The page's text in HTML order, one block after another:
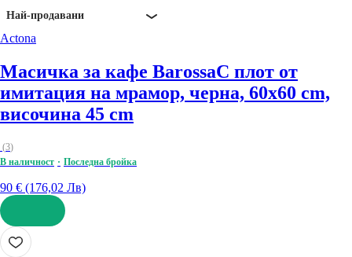
Най-продавани
Actona
Масичка за кафе BarossaС плот от
имитация на мрамор, черна, 60x60 cm,
височина 45 cm
(3)
В наличност
Последна бройка
90 € (176,02 Лв)
ДОБАВИ